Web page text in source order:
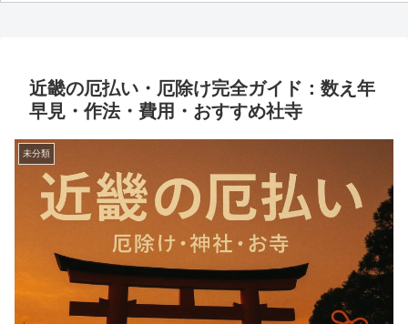
近畿の厄払い・厄除け完全ガイド：数え年
早見・作法・費用・おすすめ社寺
未分類